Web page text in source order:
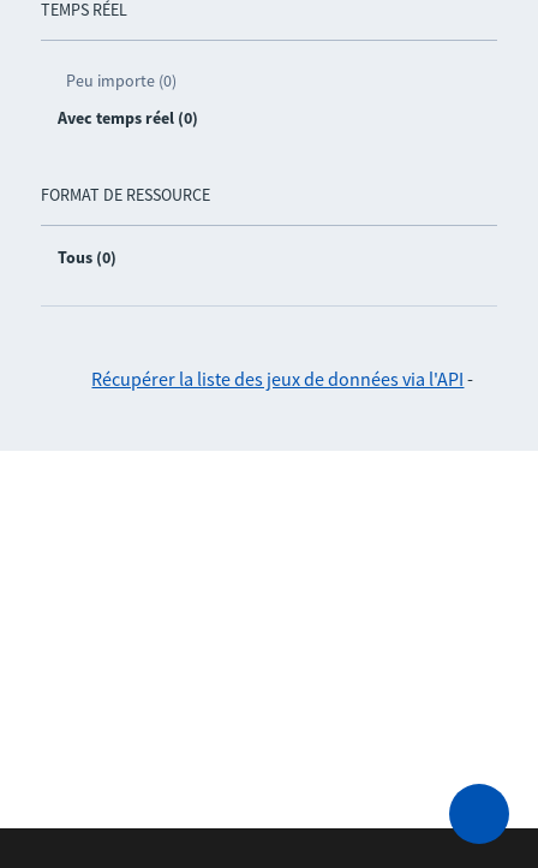
TEMPS RÉEL
Peu importe (0)
Avec temps réel (0)
FORMAT DE RESSOURCE
Tous (0)
Récupérer la liste des jeux de données via l'API -